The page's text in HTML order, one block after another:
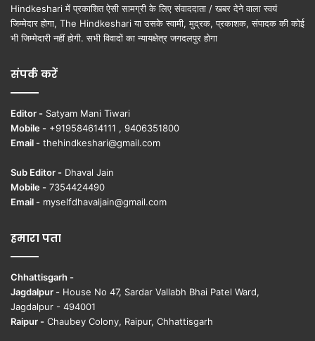
Hindkeshari में प्रकाशित ऐसी सामग्री के लिए संवाददाता / खबर देने वाला स्वयं
जिम्मेदार होगा, The Hindkeshari या उसके स्वामी, मुद्रक, प्रकाशक, संपादक की कोई
भी जिम्मेदारी नहीं होगी. सभी विवादों का न्यायक्षेत्र जगदलपुर होगा
संपर्क करें
Editor - Satyam Mani Tiwari
Mobile - +919584614111 , 9406351800
Email - thehindkeshari@gmail.com
Sub Editor - Dhaval Jain
Mobile - 7354424490
Email - myselfdhavaljain@gmail.com
हमारा पता
Chhattisgarh -
Jagdalpur - House No 47, Sardar Vallabh Bhai Patel Ward,
Jagdalpur - 494001
Raipur - Chaubey Colony, Raipur, Chhattisgarh